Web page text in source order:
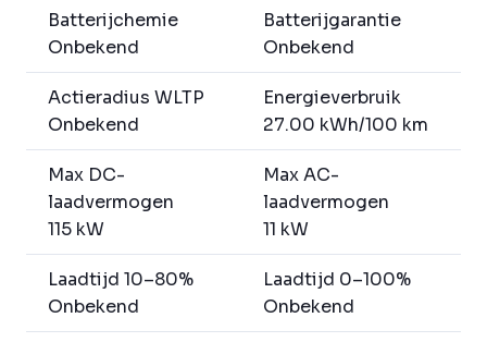
Batterijchemie
Onbekend
Batterijgarantie
Onbekend
Actieradius WLTP
Onbekend
Energieverbruik
27.00 kWh/100 km
Max DC-
laadvermogen
115 kW
Max AC-
laadvermogen
11 kW
Laadtijd 10–80%
Onbekend
Laadtijd 0–100%
Onbekend